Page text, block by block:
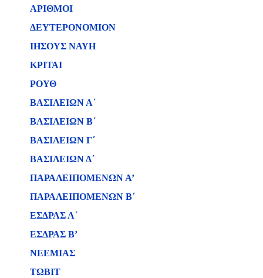
ΑΡΙΘΜΟΙ
ΔΕΥΤΕΡΟΝΟΜΙΟΝ
ΙΗΣΟΥΣ ΝΑΥΗ
ΚΡΙΤΑΙ
ΡΟΥΘ
ΒΑΣΙΛΕΙΩΝ Α΄
ΒΑΣΙΛΕΙΩΝ B΄
ΒΑΣΙΛΕΙΩΝ Γ΄
ΒΑΣΙΛΕΙΩΝ Δ΄
ΠΑΡΑΛΕΙΠΟΜΕΝΩΝ Α’
ΠΑΡΑΛΕΙΠΟΜΕΝΩΝ Β΄
ΕΣΔΡΑΣ Α΄
ΕΣΔΡΑΣ Β’
ΝΕΕΜΙΑΣ
ΤΩΒΙΤ